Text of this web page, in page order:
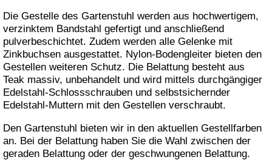
Die Gestelle des Gartenstuhl werden aus hochwertigem,
verzinktem Bandstahl gefertigt und anschließend
pulverbeschichtet. Zudem werden alle Gelenke mit
Zinkbuchsen ausgestattet. Nylon-Bodengleiter bieten den
Gestellen weiteren Schutz. Die Belattung besteht aus
Teak massiv, unbehandelt und wird mittels durchgängiger
Edelstahl-Schlossschrauben und selbstsichernder
Edelstahl-Muttern mit den Gestellen verschraubt.
Den Gartenstuhl bieten wir in den aktuellen Gestellfarben
an. Bei der Belattung haben Sie die Wahl zwischen der
geraden Belattung oder der geschwungenen Belattung.